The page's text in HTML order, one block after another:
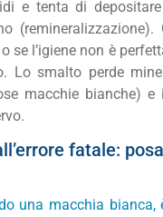
e tenta di
(remineralizzazione).
se l’igiene non è
Lo smalto perde
macchie bianche) e
fatale:
una macchia bianca,